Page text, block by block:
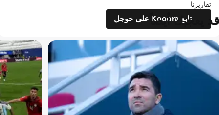
تقاريرنا
تابع Kooora على جوجل
قد يعجبك أيضاً